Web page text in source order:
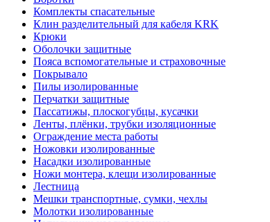
Комплекты спасательные
Клин разделительный для кабеля KRK
Крюки
Оболочки защитные
Пояса вспомогательные и страховочные
Покрывало
Пилы изолированные
Перчатки защитные
Пассатижы, плоскогубцы, кусачки
Ленты, плёнки, трубки изоляционные
Ограждение места работы
Ножовки изолированные
Насадки изолированные
Ножи монтера, клещи изолированные
Лестница
Мешки транспортные, сумки, чехлы
Молотки изолированные